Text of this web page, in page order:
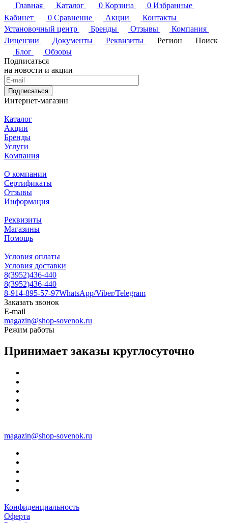
Главная
Каталог 0 Корзина 0 Избранные
Кабинет
0 Сравнение Акции
Контакты
Установочный центр
Бренды Отзывы
Компания
Лицензии
Документы Реквизиты Регион
Поиск
Блог
Обзоры
Подписаться
на новости и акции
Подписаться
Интернет-магазин
Каталог
Акции
Бренды
Услуги
Компания
О компании
Сертификаты
Отзывы
Информация
Реквизиты
Магазины
Помощь
Условия оплаты
Условия доставки
8(3952)436-440
8(3952)436-440
8-914-895-57-97WhatsApp/Viber/Telegram
Заказать звонок
E-mail
magazin@shop-sovenok.ru
Режим работы
Принимает заказы круглосуточно
magazin@shop-sovenok.ru
Конфиденциальность
Оферта